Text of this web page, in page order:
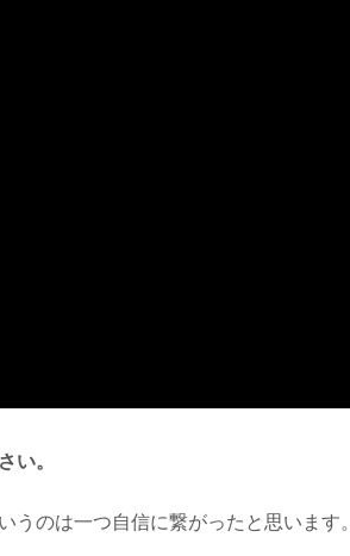
い。
うのは一つ自信に繋がったと思います